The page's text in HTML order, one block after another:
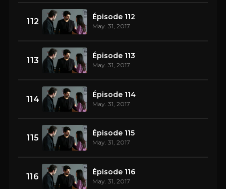
112 Épisode 112
May. 31, 2017
113 Épisode 113
May. 31, 2017
114 Épisode 114
May. 31, 2017
115 Épisode 115
May. 31, 2017
116 Épisode 116
May. 31, 2017